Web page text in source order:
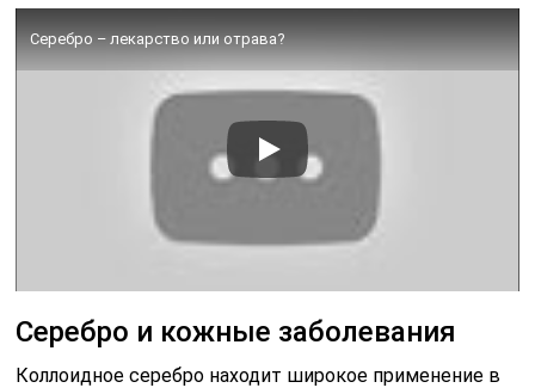
Серебро – лекарство или отрава?
Серебро и кожные заболевания
Коллоидное серебро находит широкое применение в